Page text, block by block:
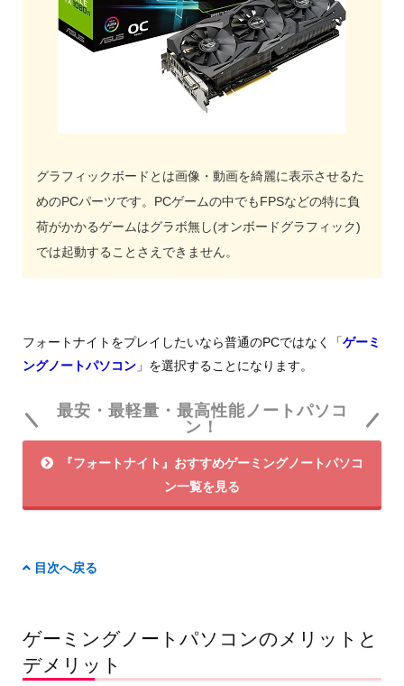
グラフィックボードとは画像・動画を綺麗に表示させるた
めのPCパーツです。PCゲームの中でもFPSなどの特に負
荷がかかるゲームはグラボ無し(オンボードグラフィック)
では起動することさえできません。
フォートナイトをプレイしたいなら普通のPCではなく「ゲーミ
ングノートパソコン」を選択することになります。
最安・最軽量・最高性能ノートパソコ
ン！
『フォートナイト』おすすめゲーミングノートパソコ
ン一覧を見る
目次へ戻る
ゲーミングノートパソコンのメリットと
デメリット